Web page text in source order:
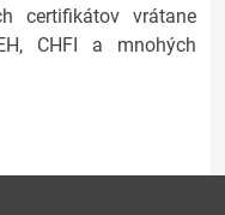
certifikátov vrátane
CHFI a mnohých